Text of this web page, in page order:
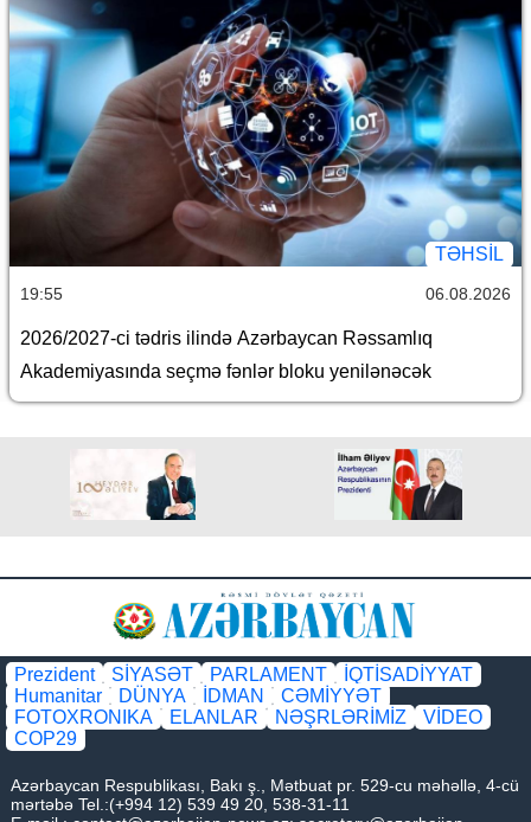
TƏHSIL
19:55 06.08.2026
2026/2027-ci tədris ilində Azərbaycan Rəssamlıq
Akademiyasında seçmə fənlər bloku yenilənəcək
Prezident SİYASƏT PARLAMENT
İQTİSADİYYAT
Humanitar
DÜNYA İDMAN
CƏMİYYƏT
FOTOXRONIKA
ELANLAR NƏŞRLƏRİMİZ
VİDEO
COP29
Azərbaycan Respublikası, Bakı ş., Mətbuat pr. 529-cu məhəllə, 4-cü
mərtəbə Tel.:(+994 12) 539 49 20, 538-31-11